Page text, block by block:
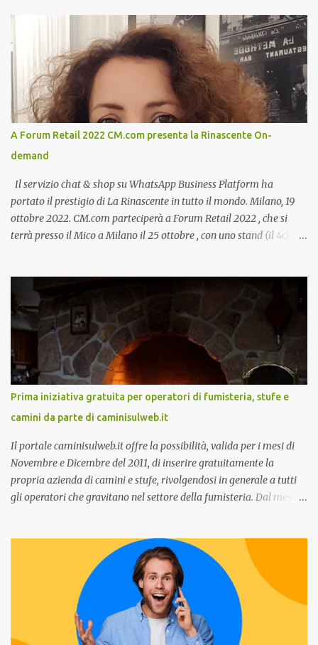
A Forum Retail 2022 CM.com presenta la Rinascente On-
demand
Il servizio chat & shop su WhatsApp Business Platform ha
portato il prestigio di La Rinascente in tutto il mondo. Milano, 19
ottobre 2022. CM.com parteciperà a Forum Retail 2022 , che si
terrà presso il Mico a Milano il 25 ottobre , con uno stand (il 4c) e
tramite WhatsApp Business ”. Il primo appuntamento è per le ore
14:30 con Cristina Parigi, Country Manager di CM.com Italia, che
terrà una presentazione dal titolo:” Il presente e futuro del
Customer care omnicanale: come incontrare le aspettative dei
clienti ”. I punti che verranno affrontati sono il Customer care, lo
stato dell’arte e i punti di miglioramento, quali i molteplici canali di
comunicazione e quali utilizzare in ottica di miglioramento, le
previsioni da oggi al 2030 su come rispondere alle aspettative del
c...
Prima iniziativa gratuita per operatori di fumisteria, stufe e
camini da parte di caminisulweb.it
Il portale caminisulweb.it offre la possibilità, valida per i mesi di
Novembre e Dicembre del 2011, di inserire gratuitamente la
propria azienda di camini e stufe, rivolgendosi in generale a tutti
gli operatori che gravitano nel settore della fumisteria. Dal mese di
impianti di riscaldamento, stufe e camini, e fumisteria in generale
offre la registrazione gratuita a vantaggio di tutte le aziende
operanti nel settore. E’ possibile infatti all’interno del sito inserire
gratuitamente i propri dati aziendali, indirizzi, recapiti, recensione
(che verrà corretta, migliorata e modificata all’occorrenza da
redattori specializzati), immagini dei prodotti e fino a un massimo